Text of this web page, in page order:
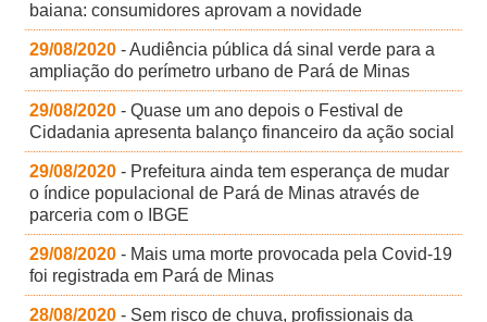
baiana: consumidores aprovam a novidade
29/08/2020 - Audiência pública dá sinal verde para a
ampliação do perímetro urbano de Pará de Minas
29/08/2020 - Quase um ano depois o Festival de
Cidadania apresenta balanço financeiro da ação social
29/08/2020 - Prefeitura ainda tem esperança de mudar
o índice populacional de Pará de Minas através de
parceria com o IBGE
29/08/2020 - Mais uma morte provocada pela Covid-19
foi registrada em Pará de Minas
28/08/2020 - Sem risco de chuva, profissionais da